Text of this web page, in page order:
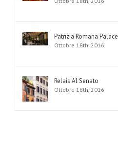
Patrizia Romana Palace
Ottobre 18th, 2016
Relais Al Senato
Ottobre 18th, 2016